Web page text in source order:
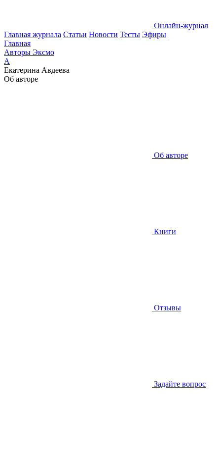
Онлайн-журнал
Главная журнала Статьи Новости Тесты Эфиры
Главная
Авторы Эксмо
А
Екатерина Авдеева
Об авторе
Об авторе
Книги
Отзывы
Задайте вопрос